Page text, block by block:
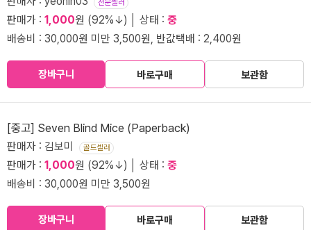
전문셀러
판매가 : 1,000원 (92%↓) │ 상태 : 중
배송비 : 30,000원 미만 3,500원, 반값택배 : 2,400원
장바구니 바로구매 보관함
[중고] Seven Blind Mice (Paperback)
판매자 : 김보미 골드셀러
판매가 : 1,000원 (92%↓) │ 상태 : 중
배송비 : 30,000원 미만 3,500원
장바구니 바로구매 보관함